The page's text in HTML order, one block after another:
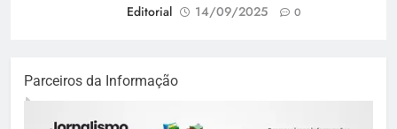
Editorial
14/09/2025 0
Parceiros da Informação